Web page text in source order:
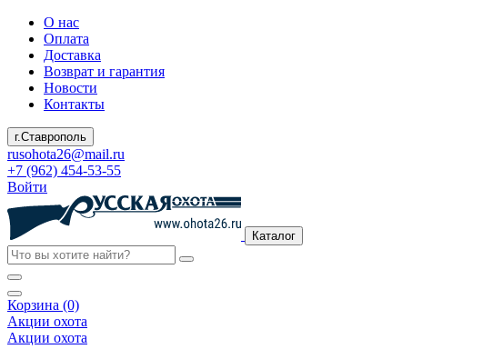
О нас
Оплата
Доставка
Возврат и гарантия
Новости
Контакты
г.Ставрополь
rusohota26@mail.ru
+7 (962) 454-53-55
Войти
Каталог
Корзина (0)
Акции охота
Акции охота